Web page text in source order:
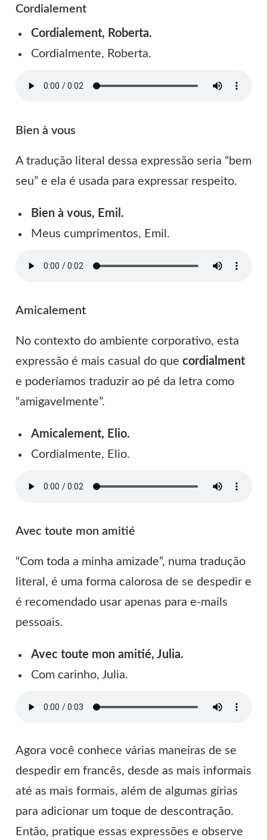
Cordialement
Cordialement, Roberta.
Cordialmente, Roberta.
Bien à vous
A tradução literal dessa expressão seria “bem
seu” e ela é usada para expressar respeito.
Bien à vous, Emil.
Meus cumprimentos, Emil.
Amicalement
No contexto do ambiente corporativo, esta
expressão é mais casual do que cordialment
e poderíamos traduzir ao pé da letra como
“amigavelmente”.
Amicalement, Elio.
Cordialmente, Elio.
Avec toute mon amitié
“Com toda a minha amizade”, numa tradução
literal, é uma forma calorosa de se despedir e
é recomendado usar apenas para e-mails
pessoais.
Avec toute mon amitié, Julia.
Com carinho, Julia.
Agora você conhece várias maneiras de se
despedir em francês, desde as mais informais
até as mais formais, além de algumas gírias
para adicionar um toque de descontração.
Então, pratique essas expressões e observe